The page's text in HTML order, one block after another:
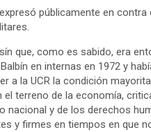
públicamente en
que, como es sabido, era
en internas en 1972 y
a la UCR la condición
terreno de la economía,
nacional y de los derechos
y firmes en tiempos en que